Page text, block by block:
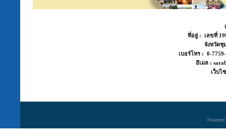
ที่อยู่ : เลขที่
จังหวัด
เบอร์โทร : 0-
อีเมล :
เว็บไ